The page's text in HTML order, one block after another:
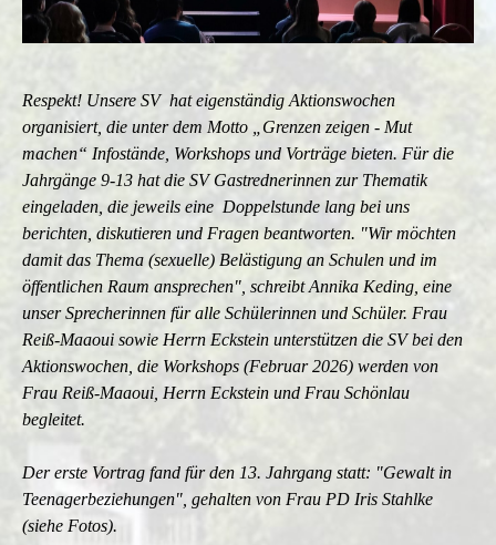
Respekt! Unsere SV hat eigenständig Aktionswochen
organisiert, die unter dem Motto „Grenzen zeigen - Mut
machen“ Infostände, Workshops und Vorträge bieten. Für die
Jahrgänge 9-13 hat die SV Gastrednerinnen zur Thematik
eingeladen, die jeweils eine Doppelstunde lang bei uns
berichten, diskutieren und Fragen beantworten. "Wir möchten
damit das Thema (sexuelle) Belästigung an Schulen und im
öffentlichen Raum ansprechen", schreibt Annika Keding, eine
unser Sprecherinnen für alle Schülerinnen und Schüler. Frau
Reiß-Maaoui sowie Herrn Eckstein unterstützen die SV bei den
Aktionswochen, die Workshops (Februar 2026) werden von
Frau Reiß-Maaoui, Herrn Eckstein und Frau Schönlau
begleitet.
Der erste Vortrag fand für den 13. Jahrgang statt: "Gewalt in
Teenagerbeziehungen", gehalten von Frau PD Iris Stahlke
(siehe Fotos).